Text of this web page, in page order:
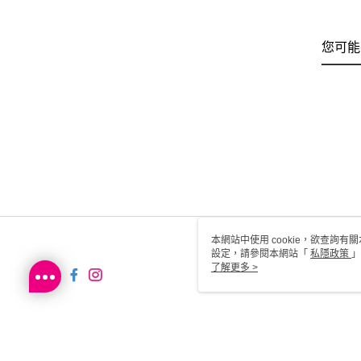
您可
本網站中使用 cookie，欲查詢有
設定，請參閱本網站「 私隱政策
用 cookie。
了解更多 >